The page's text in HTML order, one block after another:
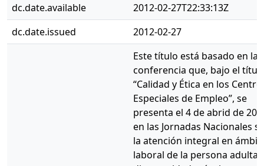
dc.date.available
2012-02-27T22:33:13Z
dc.date.issued
2012-02-27
Este título está basado en la
conferencia que, bajo el
“Calidad y Ética en los
Especiales de Empleo”, se
presenta el 4 de abrid de
en las Jornadas Nacionales
la atención integral en
laboral de la persona adulta